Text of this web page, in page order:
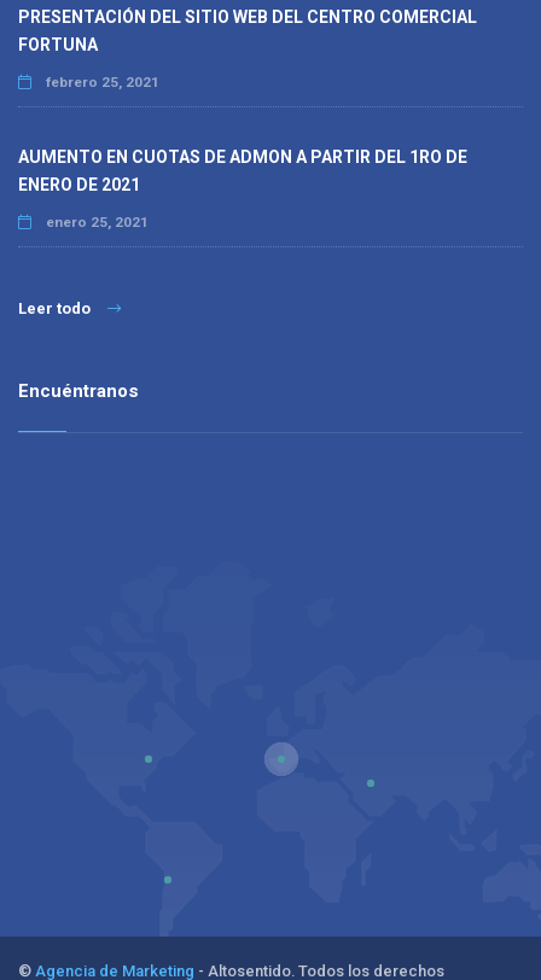
PRESENTACIÓN DEL SITIO WEB DEL CENTRO COMERCIAL
FORTUNA
febrero 25, 2021
AUMENTO EN CUOTAS DE ADMON A PARTIR DEL 1RO DE
ENERO DE 2021
enero 25, 2021
Leer todo
Encuéntranos
© Agencia de Marketing - Altosentido. Todos los derechos